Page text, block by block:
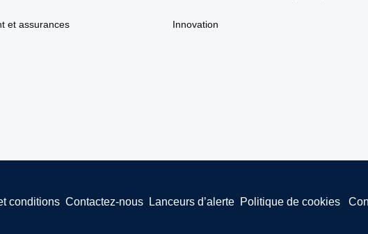
et assurances Innovation
conditions Contactez-nous Lanceurs d’alerte Politique de cookies